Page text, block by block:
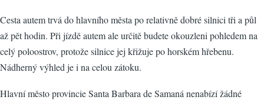
Cesta autem trvá do hlavního města po relativně dobré silnici tři a půl
až pět hodin. Při jízdě autem ale určitě budete okouzleni pohledem na
celý poloostrov, protože silnice jej křižuje po horském hřebenu.
Nádherný výhled je i na celou zátoku.
Hlavní město provincie Santa Barbara de Samaná nenabízí žádné